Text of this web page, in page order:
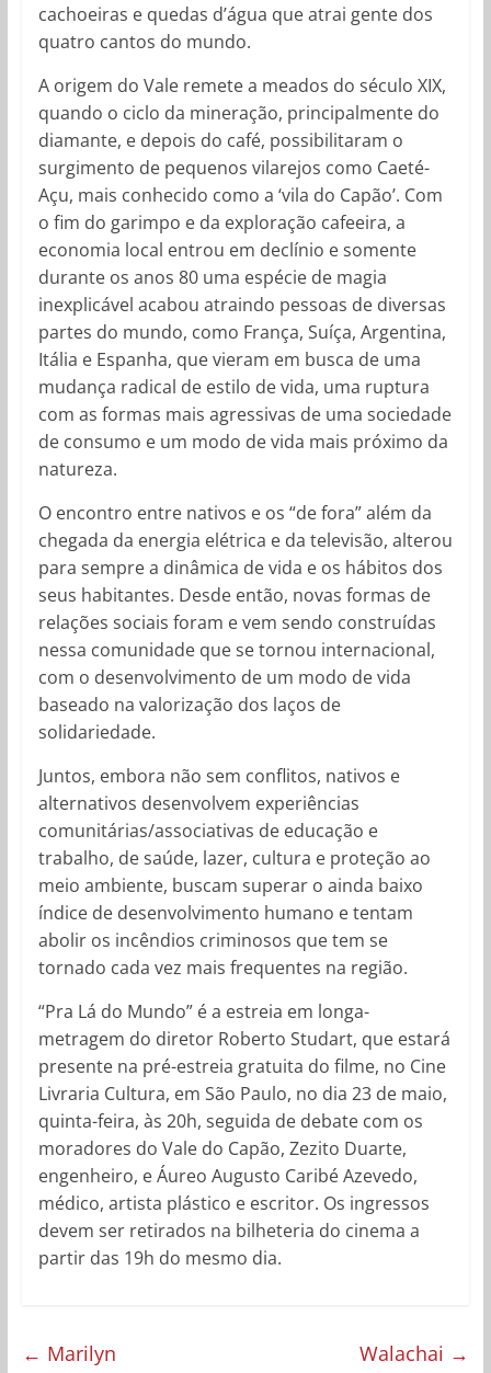
cachoeiras e quedas d’água que atrai gente dos
quatro cantos do mundo.
A origem do Vale remete a meados do século XIX,
quando o ciclo da mineração, principalmente do
diamante, e depois do café, possibilitaram o
surgimento de pequenos vilarejos como Caeté-
Açu, mais conhecido como a ‘vila do Capão’. Com
o fim do garimpo e da exploração cafeeira, a
economia local entrou em declínio e somente
durante os anos 80 uma espécie de magia
inexplicável acabou atraindo pessoas de diversas
partes do mundo, como França, Suíça, Argentina,
Itália e Espanha, que vieram em busca de uma
mudança radical de estilo de vida, uma ruptura
com as formas mais agressivas de uma sociedade
de consumo e um modo de vida mais próximo da
natureza.
O encontro entre nativos e os “de fora” além da
chegada da energia elétrica e da televisão, alterou
para sempre a dinâmica de vida e os hábitos dos
seus habitantes. Desde então, novas formas de
relações sociais foram e vem sendo construídas
nessa comunidade que se tornou internacional,
com o desenvolvimento de um modo de vida
baseado na valorização dos laços de
solidariedade.
Juntos, embora não sem conflitos, nativos e
alternativos desenvolvem experiências
comunitárias/associativas de educação e
trabalho, de saúde, lazer, cultura e proteção ao
meio ambiente, buscam superar o ainda baixo
índice de desenvolvimento humano e tentam
abolir os incêndios criminosos que tem se
tornado cada vez mais frequentes na região.
“Pra Lá do Mundo” é a estreia em longa-
metragem do diretor Roberto Studart, que estará
presente na pré-estreia gratuita do filme, no Cine
Livraria Cultura, em São Paulo, no dia 23 de maio,
quinta-feira, às 20h, seguida de debate com os
moradores do Vale do Capão, Zezito Duarte,
engenheiro, e Áureo Augusto Caribé Azevedo,
médico, artista plástico e escritor. Os ingressos
devem ser retirados na bilheteria do cinema a
partir das 19h do mesmo dia.
← Marilyn Walachai →